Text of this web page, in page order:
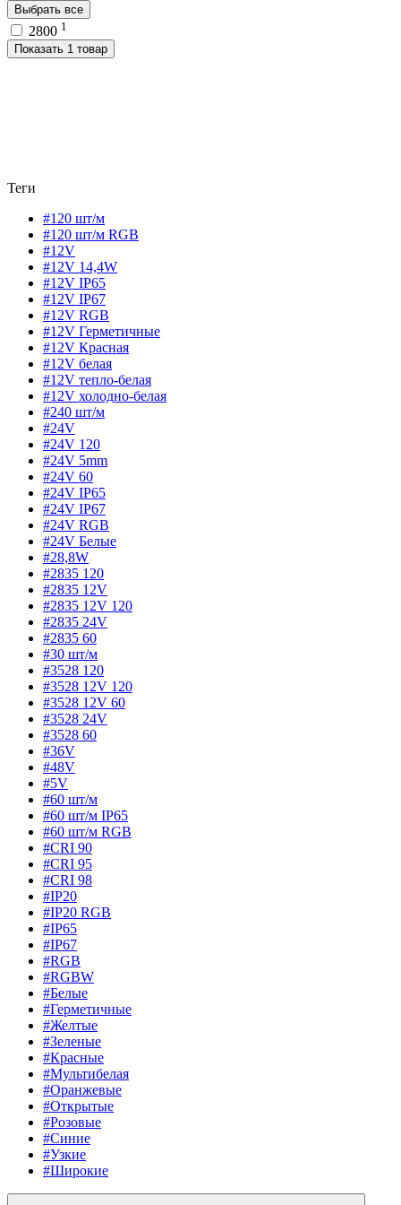
Выбрать все
2800 1
Показать 1 товар
Теги
#120 шт/м
#120 шт/м RGB
#12V
#12V 14,4W
#12V IP65
#12V IP67
#12V RGB
#12V Герметичные
#12V Красная
#12V белая
#12V тепло-белая
#12V холодно-белая
#240 шт/м
#24V
#24V 120
#24V 5mm
#24V 60
#24V IP65
#24V IP67
#24V RGB
#24V Белые
#28,8W
#2835 120
#2835 12V
#2835 12V 120
#2835 24V
#2835 60
#30 шт/м
#3528 120
#3528 12V 120
#3528 12V 60
#3528 24V
#3528 60
#36V
#48V
#5V
#60 шт/м
#60 шт/м IP65
#60 шт/м RGB
#CRI 90
#CRI 95
#CRI 98
#IP20
#IP20 RGB
#IP65
#IP67
#RGB
#RGBW
#Белые
#Герметичные
#Желтые
#Зеленые
#Красные
#Мультибелая
#Оранжевые
#Открытые
#Розовые
#Синие
#Узкие
#Широкие